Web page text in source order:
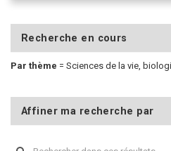
Recherche en cours
Par thème = Sciences de la vie,
Affiner ma recherche par